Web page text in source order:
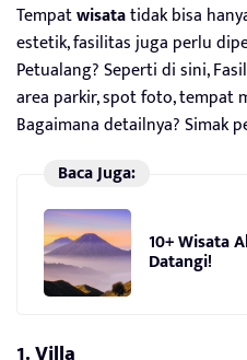
Tempatwisatatidak bisa
estetik, fasilitas juga perlu
Petualang? Seperti di sini,
area parkir, spot foto, tempat
Bagaimana detailnya? Simak
Baca Juga:
10+ Wisata
Datangi!